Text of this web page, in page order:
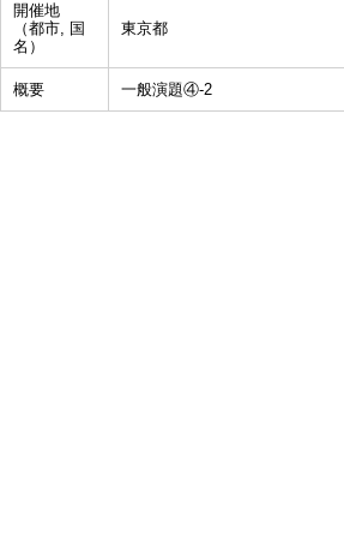
開催地
（都市, 国
名）
東京都
概要 一般演題④-2